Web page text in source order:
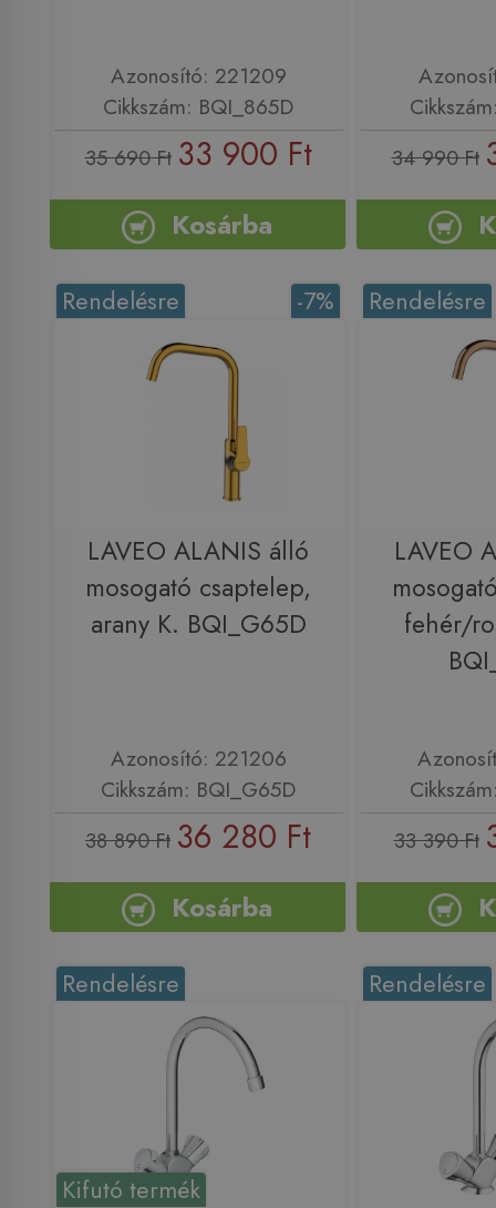
Azonosító: 221209
Cikkszám: BQI_865D
35 690 Ft 33 900 Ft
Kosárba
34 990 Ft
-7%
Rendelésre
LAVEO ALANIS álló
mosogató csaptelep,
arany K. BQI_G65D
Azonosító: 221206
Cikkszám: BQI_G65D
38 890 Ft 36 280 Ft
Kosárba
Rendelésre
LAVEO
fehér/
33 390 Ft
Kifutó termék
Rendelésre Rendelésre